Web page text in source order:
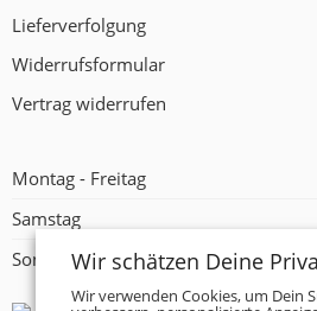
Lieferverfolgung
Widerrufsformular
Vertrag widerrufen
Montag - Freitag
Samstag
SonntagWir schätzen Deine
Wir verwenden Cookies, um Dein